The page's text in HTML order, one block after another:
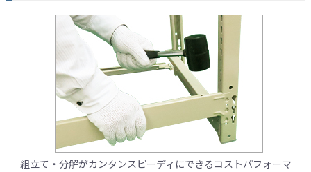
組立て・分解がカンタンスピーディにできるコストパフォーマ